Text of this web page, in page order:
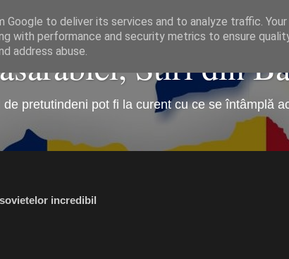
Stiri din
pretutindeni pot fi la curent cu ce se întâmplă
incredibil
Google to deliver its services and to analyze traffic.
with performance and security metrics to ensure
address abuse.